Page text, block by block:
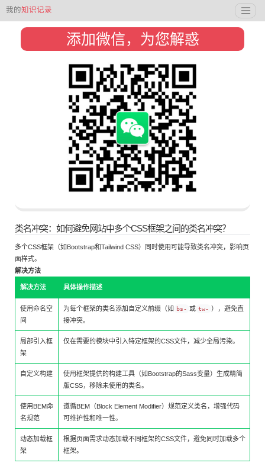
我的知识记录
添加微信，为您解惑
类名冲突：如何避免网站中多个CSS框架之间的类名冲突？
多个CSS框架（如Bootstrap和Tailwind CSS）同时使用可能导致类名冲突，影响页
面样式。
解决方法
解决方法 具体操作描述
使用命名空
间
为每个框架的类名添加自定义前缀（如 bs- 或 tw- ），避免直
接冲突。
局部引入框
架
仅在需要的模块中引入特定框架的CSS文件，减少全局污染。
自定义构建
使用框架提供的构建工具（如Bootstrap的Sass变量）生成精简
版CSS，移除未使用的类名。
使用BEM命
名规范
遵循BEM（Block Element Modifier）规范定义类名，增强代码
可维护性和唯一性。
动态加载框
架
根据页面需求动态加载不同框架的CSS文件，避免同时加载多个
框架。